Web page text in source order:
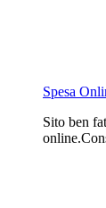
Spesa
Sito ben